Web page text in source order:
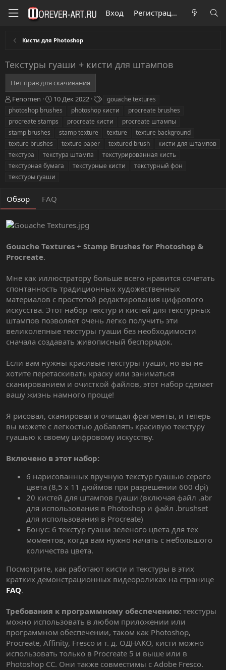
Вход Регистрация
Кисти для Photoshop
Текстуры гуаши + кисти для штампов
Нет прав для скачивания
А
в
о
р
Fenomen
Д
а
а
з
н
я
10 Дек 2022
е
и
gouache textures
photoshop brushes
photoshop кисти
procreate brushes
procreate stamps
procreate кисти
procreate штампы
stamp brushes
stamp texture texture
texture background
texture brushes
texture paper textured brush
кисти для штампов
текстура
текстура штампа
текстурированная кисть
текстурная бумага
текстурные кисти
текстурный фон
текстуры гуаши
Обзор FAQ
Gouache Textures + Stamp Brushes for Photoshop &
Procreate.
Мне как иллюстратору больше всего нравится сочетать
спонтанность традиционных художественных
материалов с простотой редактирования цифрового
искусства. Этот набор текстур и кистей для текстурных
штампов позволяет очень легко получить эти
великолепные текстуры гуаши без необходимости
сначала создавать живописный беспорядок.
Если вам нужны красивые текстуры гуаши, но вы не
хотите перетаскивать краску или заниматься
сканированием и очисткой файлов, этот набор сделает
вашу жизнь намного проще!
Я рисовал, сканировал и очищал фрагменты, и теперь
вы можете с легкостью добавлять красивую текстуру
гуашью к своему цифровому искусству.
Включено в этот набор:
6 нарисованных вручную текстур гуашью серого
цвета (8,5 x 11 дюймов при разрешении 600 dpi)
20 кистей для штампов гуаши (включая файл .abr
для использования в Photoshop и файл .brushset
для использования в Procreate)
Бонус: 6 текстур гуаши зеленого цвета для тех
моментов, когда вам нужно начать с небольшого
количества цвета.
Посмотрите, как работают кисти и текстуры в этих
кратких демонстрационных видеороликах на странице
FAQ.
Требования к программному обеспечению: текстуры
можно использовать в любом приложении или
программном обеспечении, таком как Photoshop,
Procreate, Affinity, Fresco и т. д. ОДНАКО, кисти можно
использовать только в Procreate 5 и выше или в
Photoshop CC. Они также совместимы с Adobe Fresco.